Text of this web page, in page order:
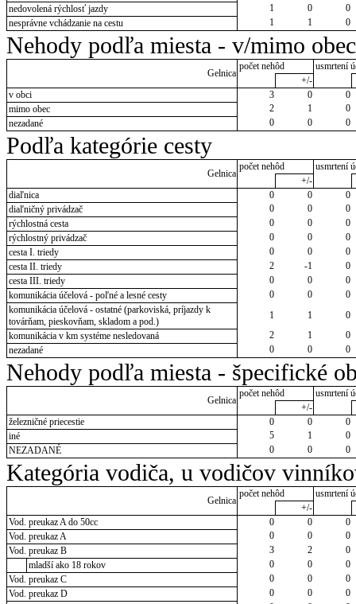
nedovolená rýchlosť jazdy
1 0
0
nesprávne vchádzanie na cestu
1 1 0
Nehody podľa miesta - v/mimo obec
Gelnica
počet nehôd
usmrtení
+/-
v obci
3 0
0
mimo obec
2 1
0
nezadané
0 0 0
Podľa kategórie cesty
Gelnica
počet nehôd
usmrtení
+/-
diaľnica
0 0
0
diaľničný privádzač
0 0
0
rýchlostná cesta
0 0
0
rýchlostný privádzač
0 0
0
cesta I. triedy
0 0
0
cesta II. triedy
2 -1
0
cesta III. triedy
0 0
0
komunikácia účelová - poľné a lesné cesty
0 0
0
komunikácia účelová - ostatné (parkoviská, príjazdy k
továrňam, pieskovňam, skladom a pod.)
1 1
0
komunikácia v km systéme nesledovaná
2 1
0
nezadané
0 0 0
Nehody podľa miesta - špecifické
Gelnica
počet nehôd
usmrtení
+/-
železničné priecestie
0 0
0
iné
5 1
0
NEZADANÉ
0 0 0
Kategória vodiča, u vodičov
Gelnica
počet nehôd
usmrtení
+/-
Vod. preukaz A do 50cc
0 0
0
Vod. preukaz A
0 0
0
Vod. preukaz B
3 2
0
mladší ako 18 rokov
0 0
0
Vod. preukaz C
0 0
0
Vod. preukaz D
0 0
0